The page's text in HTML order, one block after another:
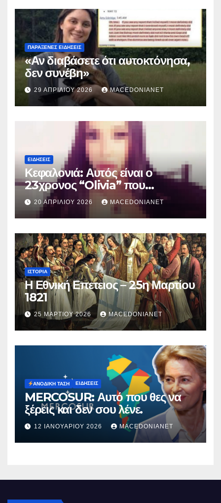
ΠΑΡΆΞΕΝΕΣ ΕΙΔΉΣΕΙΣ
«Αν διαβάσετε ότι αυτοκτόνησα,
δεν συνέβη»
29 ΑΠΡΙΛΊΟΥ 2026 MACEDONIANET
ΕΙΔΉΣΕΙΣ
Κεφαλονιά: Αυτός είναι ο
23χρονος “Olivia” που
κατηγορείται για τον θάνατο της
Μυρτούς
20 ΑΠΡΙΛΊΟΥ 2026 MACEDONIANET
ΙΣΤΟΡΊΑ
Η Εθνική Επετειος – 25η Μαρτίου
1821
25 ΜΑΡΤΊΟΥ 2026 MACEDONIANET
ΑΝΟΔΙΚΉ ΤΆΣΗ ΕΙΔΉΣΕΙΣ
MERCOSUR: Αυτό που θες να
ξέρεις και δεν σου λένε.
12 ΙΑΝΟΥΑΡΊΟΥ 2026 MACEDONIANET